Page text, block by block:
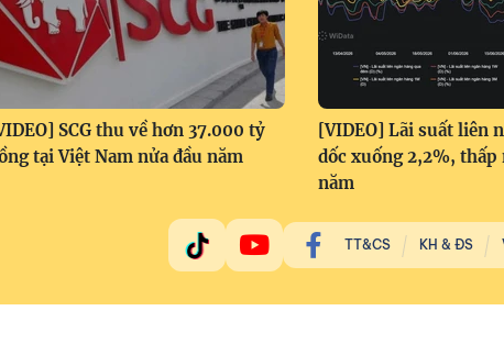
SCG thu về hơn 37.000 tỷ
tại Việt Nam nửa đầu năm
[VIDEO] Lãi suất liên
dốc xuống 2,2%, thấp
năm
TT&CS KH & ĐS